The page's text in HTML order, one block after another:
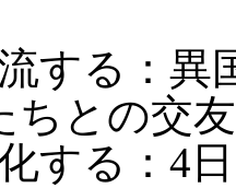
流する：
ちとの交
化する：4